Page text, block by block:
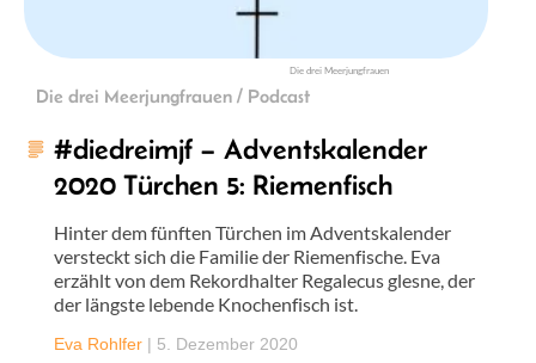
Die drei Meerjungfrauen
Die drei Meerjungfrauen / Podcast
#diedreimjf – Adventskalender
2020 Türchen 5: Riemenfisch
Hinter dem fünften Türchen im Adventskalender
versteckt sich die Familie der Riemenfische. Eva
erzählt von dem Rekordhalter Regalecus glesne, der
der längste lebende Knochenfisch ist.
Eva Rohlfer | 5. Dezember 2020